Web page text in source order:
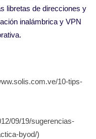
libretas de direcciones y
inalámbrica y VPN
10-tips-
09/19/sugerencias-
byod/)